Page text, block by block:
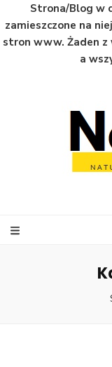
Strona/Blog w
zamieszczone na
stron www. Żaden z
a